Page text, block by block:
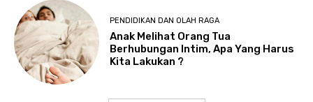
PENDIDIKAN DAN OLAH RAGA
Anak Melihat Orang Tua
Berhubungan Intim, Apa Yang Harus
Kita Lakukan ?